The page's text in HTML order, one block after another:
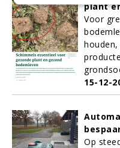
plant
Voor
15-12-
Op